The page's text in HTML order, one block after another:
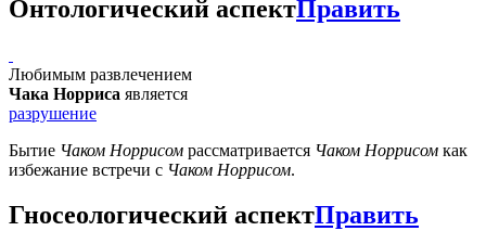
Онтологический аспектПравить
Любимым развлечением
Чака Норриса является
разрушение
Бытие Чаком Норрисом рассматривается Чаком Норрисом как
избежание встречи с Чаком Норрисом.
Гносеологический аспектПравить